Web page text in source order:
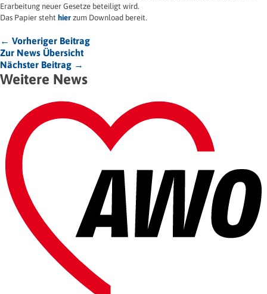
Erarbeitung neuer Gesetze beteiligt wird.
Das Papier steht hier zum Download bereit.
← Vorheriger Beitrag
Zur News Übersicht
Nächster Beitrag →
Weitere News